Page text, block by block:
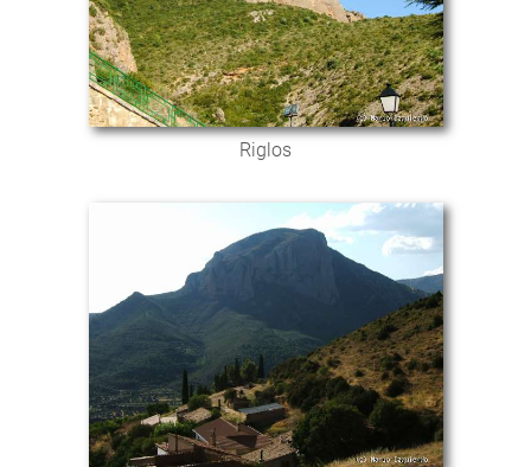
Riglos